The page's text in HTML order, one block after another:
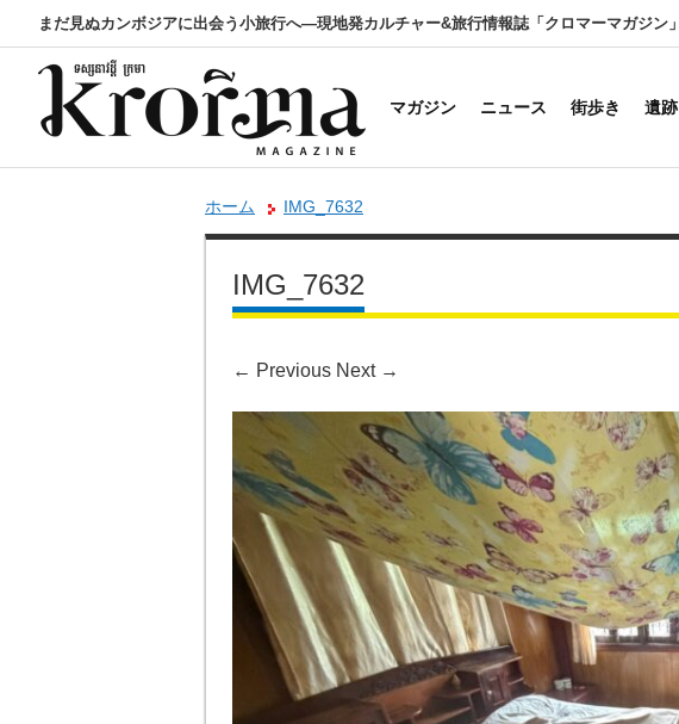
まだ見ぬカンボジアに出会う小旅行へ―現地発カルチャー&旅行情報誌「クロマーマガジン」
マガジン ニュース 街歩き 遺跡
ホーム IMG_7632
IMG_7632
← Previous Next →